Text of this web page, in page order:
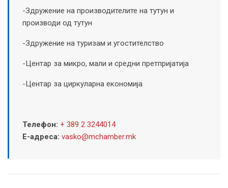
-Здружение на производителите на тутун и
производи од тутун
-Здружение на туризам и угостителство
-Центар за микро, мали и средни претпријатија
-Центар за циркуларна економија
Телефон: + 389 2 3244014
Е-адреса: vasko@mchamber.mk